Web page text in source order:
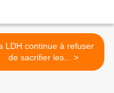
LDH continue à refuser
de sacrifier les... >